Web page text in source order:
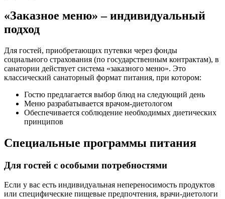
«Заказное меню» – индивидуальный
подход
Для гостей, приобретающих путевки через фонды
социального страхования (по государственным контрактам), в
санатории действует система «заказного меню». Это
классический санаторный формат питания, при котором:
Гостю предлагается выбор блюд на следующий день
Меню разрабатывается врачом-диетологом
Обеспечивается соблюдение необходимых диетических
принципов
Специальные программы питания
Для гостей с особыми потребностями
Если у вас есть индивидуальная непереносимость продуктов
или специфические пищевые предпочтения, врачи-диетологи